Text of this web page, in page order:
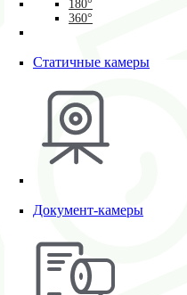
180°
360°
Статичные камеры
Документ-камеры